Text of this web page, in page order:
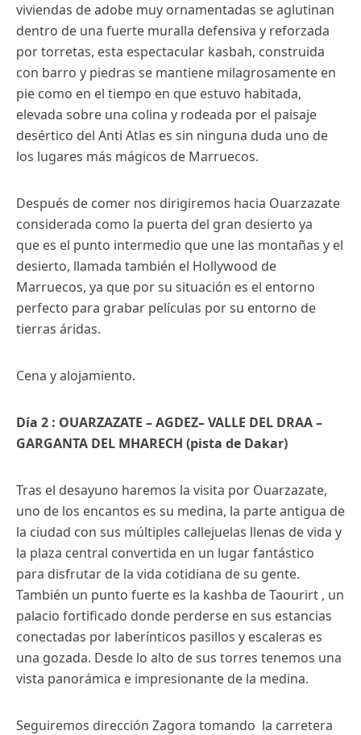
viviendas de adobe muy ornamentadas se aglutinan
dentro de una fuerte muralla defensiva y reforzada
por torretas, esta espectacular kasbah, construida
con barro y piedras se mantiene milagrosamente en
pie como en el tiempo en que estuvo habitada,
elevada sobre una colina y rodeada por el paisaje
desértico del Anti Atlas es sin ninguna duda uno de
los lugares más mágicos de Marruecos.
Después de comer nos dirigiremos hacia Ouarzazate
considerada como la puerta del gran desierto ya
que es el punto intermedio que une las montañas y el
desierto, llamada también el Hollywood de
Marruecos, ya que por su situación es el entorno
perfecto para grabar películas por su entorno de
tierras áridas.
Cena y alojamiento.
Día 2 : OUARZAZATE – AGDEZ– VALLE DEL DRAA –
GARGANTA DEL MHARECH (pista de Dakar)
Tras el desayuno haremos la visita por Ouarzazate,
uno de los encantos es su medina, la parte antigua de
la ciudad con sus múltiples callejuelas llenas de vida y
la plaza central convertida en un lugar fantástico
para disfrutar de la vida cotidiana de su gente.
También un punto fuerte es la kashba de Taourirt , un
palacio fortificado donde perderse en sus estancias
conectadas por laberínticos pasillos y escaleras es
una gozada. Desde lo alto de sus torres tenemos una
vista panorámica e impresionante de la medina.
Seguiremos dirección Zagora tomando la carretera